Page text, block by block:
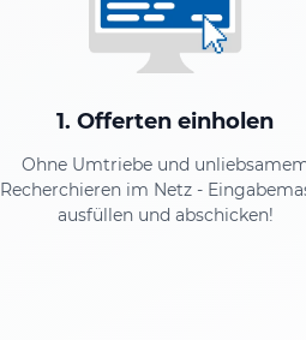
1. Offerten einholen
Ohne Umtriebe und
Recherchieren im Netz -
ausfüllen und abschicken!